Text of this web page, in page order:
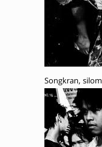
Songkran, silom